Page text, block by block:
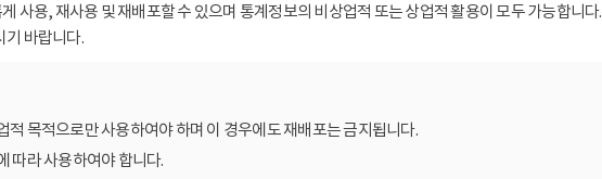
사용, 재사용 및 재배포할 수 있으며 통계정보의 비상업적 또는 상업적 활용이 모두 가능합니다.
기 바랍니다.
적 목적으로만 사용하여야 하며 이 경우에도 재배포는 금지됩니다.
따라 사용하여야 합니다.